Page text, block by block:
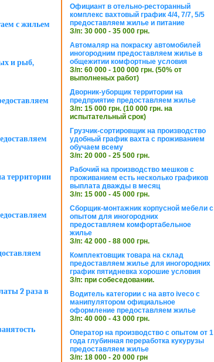
с жильем
и рыб,
территории
2 раза в
Официант в отельно-ресторанный
комплекс вахтовый график 4/4, 7/7, 5/5
предоставляем жилье и питание
З/п: 30 000 - 35 000 грн.
Автомаляр на покраску автомобилей
иногородним предоставляем жилье в
общежитии комфортные условия
З/п: 60 000 - 100 000 грн. (50% от
выполненых работ)
Дворник-уборщик территории на
предприятие предоставляем жилье
З/п: 15 000 грн. (10 000 грн. на
испытательный срок)
Грузчик-сортировщик на производство
удобный график вахта с проживанием
обучаем всему
З/п: 20 000 - 25 500 грн.
Рабочий на производство мешков с
проживанием есть несколько графиков
выплата дважды в месяц
З/п: 15 000 - 45 000 грн.
Сборщик-монтажник корпусной мебели с
опытом для иногородних
предоставляем комфортабельное
жилье
З/п: 42 000 - 88 000 грн.
Комплектовщик товара на склад
предоставляем жилье для иногородних
график пятидневка хорошие условия
З/п: при собеседовании.
Водитель категории с на авто iveco с
манипулятором официальное
оформление предоставляем жилье
З/п: 40 000 - 43 000 грн.
Оператор на производство с опытом от 1
года глубинная переработка кукурузы
предоставляем жилье
З/п: 18 000 - 20 000 грн